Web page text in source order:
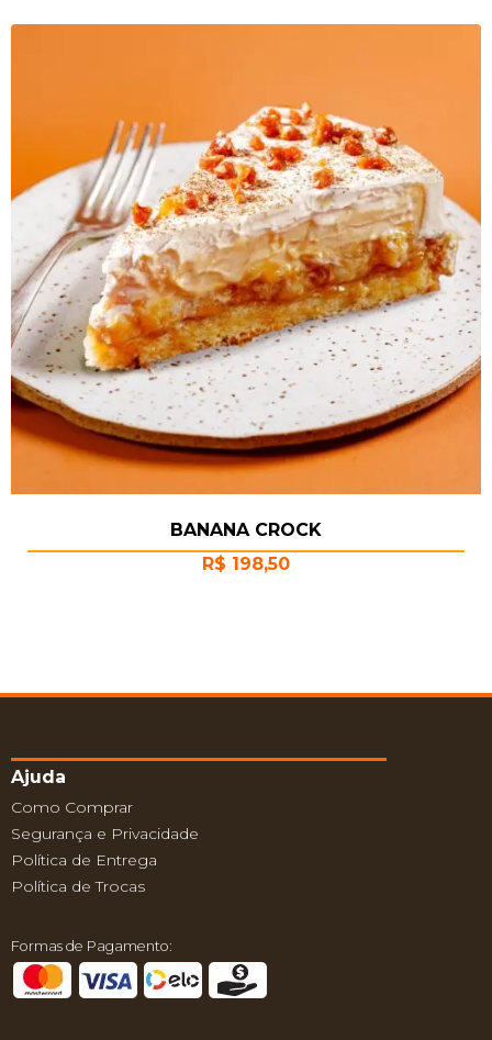
BANANA CROCK
R$ 198,50
Ajuda
Como Comprar
Segurança e Privacidade
Política de Entrega
Política de Trocas
Formas de Pagamento: